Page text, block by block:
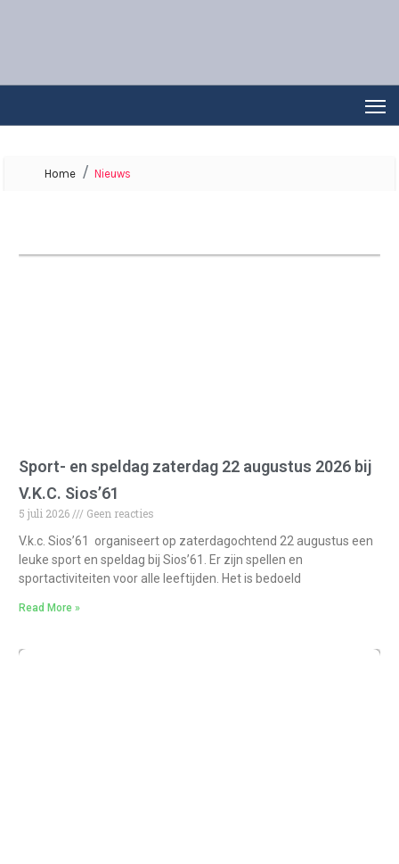
Home Nieuws
Sport- en speldag zaterdag 22 augustus 2026 bij
V.K.C. Sios’61
5 juli 2026
Geen reacties
V.k.c. Sios’61 organiseert op zaterdagochtend 22 augustus een
leuke sport en speldag bij Sios’61. Er zijn spellen en
sportactiviteiten voor alle leeftijden. Het is bedoeld
Read More »